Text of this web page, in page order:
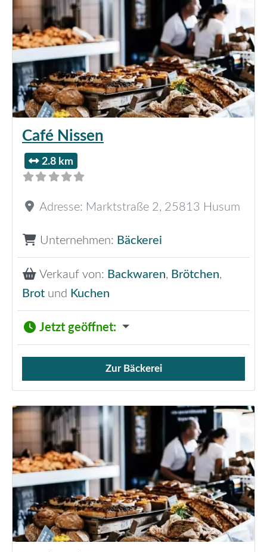
Café Nissen
2.8 km
Adresse: Marktstraße 2, 25813 Husum
Unternehmen: Bäckerei
Verkauf von: Backwaren, Brötchen,
Brot und Kuchen
Jetzt geöffnet:
Verkauf von Brötchen,
Zur Bäckerei